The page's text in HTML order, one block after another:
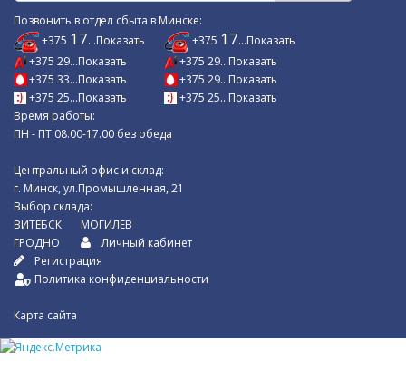
Позвонить в отдел сбыта в Минске:
+375 17...Показать
+375 29...Показать
+375 33...Показать
+375 25...Показать
+375 17...Показать
+375 29...Показать
+375 29...Показать
+375 25...Показать
Время работы:
ПН - ПТ 08.00-17.00 без обеда
Центральный офис и склад:
г. Минск, ул.Промышленная, 21
Выбор склада:
ВИТЕБСК
ГРОДНО
МОГИЛЕВ
Личный кабинет
Регистрация
Политика конфиденциальности
Карта сайта